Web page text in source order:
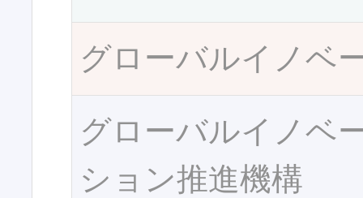
グローバルイノベ
グローバルイノベ
ション推進機構